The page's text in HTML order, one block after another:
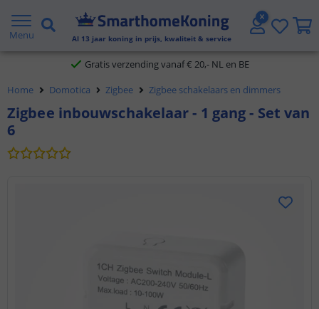
Menu Al 13 jaar koning in prijs, kwaliteit & service
2 jaar garantie
Gratis verzending vanaf € 20,- NL en BE
Klantbeoordeling 9.1
Home Domotica Zigbee Zigbee schakelaars en dimmers
Zigbee inbouwschakelaar - 1 gang - Set van
6